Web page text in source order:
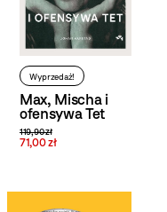
Wyprzedaż!
Max, Mischa i
ofensywa Tet
119,90 zł
71,00 zł